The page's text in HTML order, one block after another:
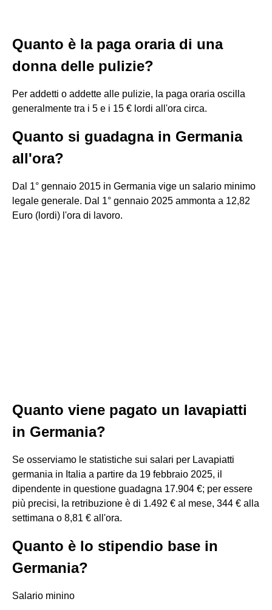
Quanto è la paga oraria di una
donna delle pulizie?
Per addetti o addette alle pulizie, la paga oraria oscilla
generalmente tra i 5 e i 15 € lordi all'ora circa.
Quanto si guadagna in Germania
all'ora?
Dal 1° gennaio 2015 in Germania vige un salario minimo
legale generale. Dal 1° gennaio 2025 ammonta a 12,82
Euro (lordi) l'ora di lavoro.
Quanto viene pagato un lavapiatti
in Germania?
Se osserviamo le statistiche sui salari per Lavapiatti
germania in Italia a partire da 19 febbraio 2025, il
dipendente in questione guadagna 17.904 €; per essere
più precisi, la retribuzione è di 1.492 € al mese, 344 € alla
settimana o 8,81 € all'ora.
Quanto è lo stipendio base in
Germania?
Salario minino